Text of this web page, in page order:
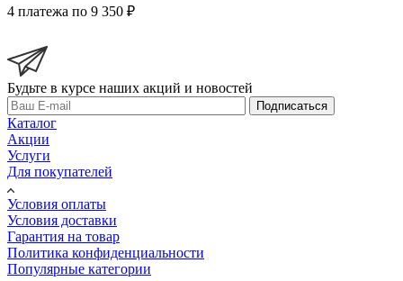
4 платежа по 9 350 ₽
Будьте в курсе наших акций и новостей
Подписаться
Каталог
Акции
Услуги
Для покупателей
Условия оплаты
Условия доставки
Гарантия на товар
Политика конфиденциальности
Популярные категории